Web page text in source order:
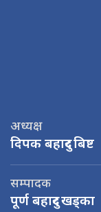
अध्यक्ष
दिपक बहादुर बिष्ट
सम्पादक
पूर्ण बहादुर खड्का